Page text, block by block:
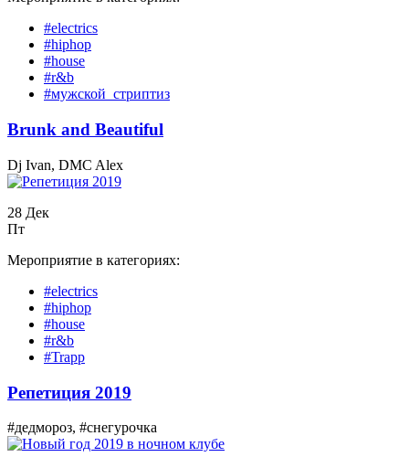
#electrics
#hiphop
#house
#r&b
#мужской_стриптиз
Вrunk and Beautiful
Dj Ivan, DMC Alex
28 Дек
Пт
Мероприятие в категориях:
#electrics
#hiphop
#house
#r&b
#Trapp
Репетиция 2019
#дедмороз, #снегурочка